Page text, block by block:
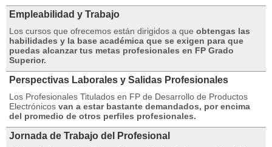
Empleabilidad y Trabajo
Los cursos que ofrecemos están dirigidos a que obtengas las
habilidades y la base académica que se exigen para que
puedas alcanzar tus metas profesionales en FP Grado
Superior.
Perspectivas Laborales y Salidas Profesionales
Los Profesionales Titulados en FP de Desarrollo de Productos
Electrónicos van a estar bastante demandados, por encima
del promedio de otros perfiles profesionales.
Jornada de Trabajo del Profesional